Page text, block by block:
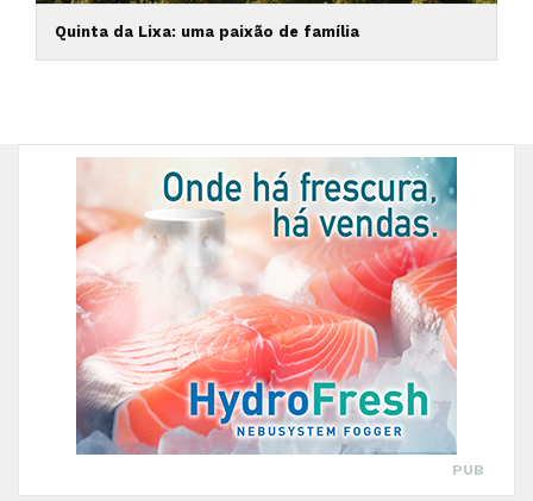
Quinta da Lixa: uma paixão de família
PUB